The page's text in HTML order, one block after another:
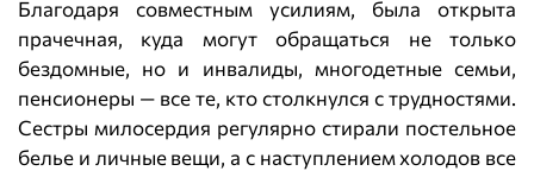
Благодаря совместным усилиям, была открыта
прачечная, куда могут обращаться не только
бездомные, но и инвалиды, многодетные семьи,
пенсионеры — все те, кто столкнулся с трудностями.
Сестры милосердия регулярно стирали постельное
белье и личные вещи, а с наступлением холодов все